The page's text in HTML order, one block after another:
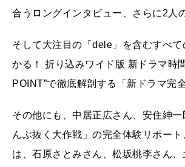
合うロングインタビュー、さらに2人
そして大注目の「dele」を含むすべ
かる！ 折り込みワイド版 新ドラマ時
POINT”で徹底解剖する「新ドラマ完
その他にも、中居正広さん、安住紳
んぶ抜く大作戦」の完全体験リポー
は、石原さとみさん、松坂桃李さん